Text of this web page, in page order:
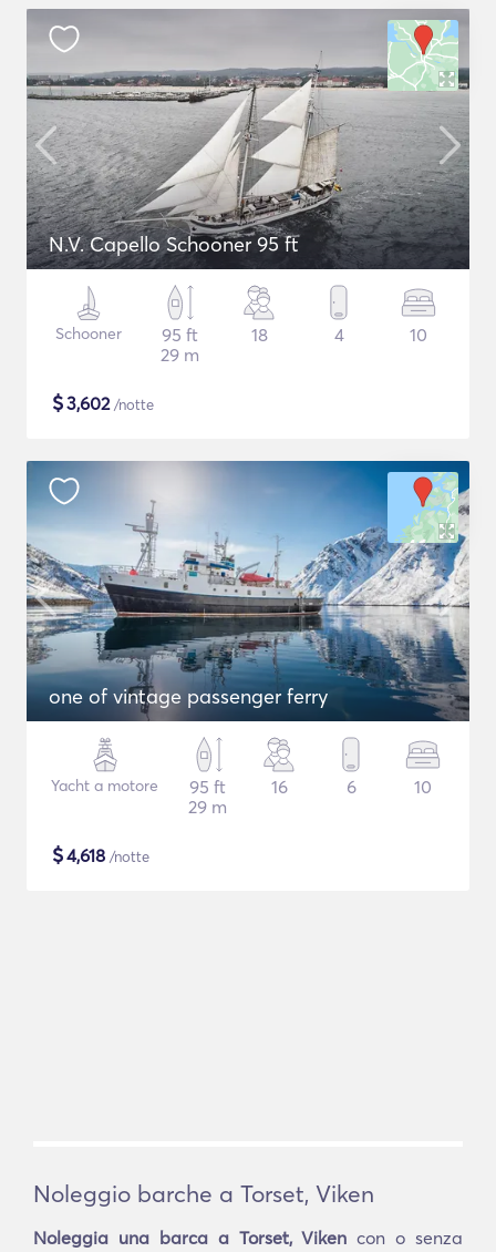
N.V. Capello Schooner 95 ft
Schooner
95 ft
29 m
18 4 10
$3,602/notte
one of vintage passenger ferry
Yacht a motore
95 ft
29 m
16 6 10
$4,618 /notte
Noleggio barche a Torset, Viken
Noleggia una barca a Torset, Viken con o senza